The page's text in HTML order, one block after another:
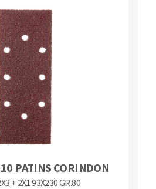
PATINS CORINDON
+ 2X1 93X230 GR.80